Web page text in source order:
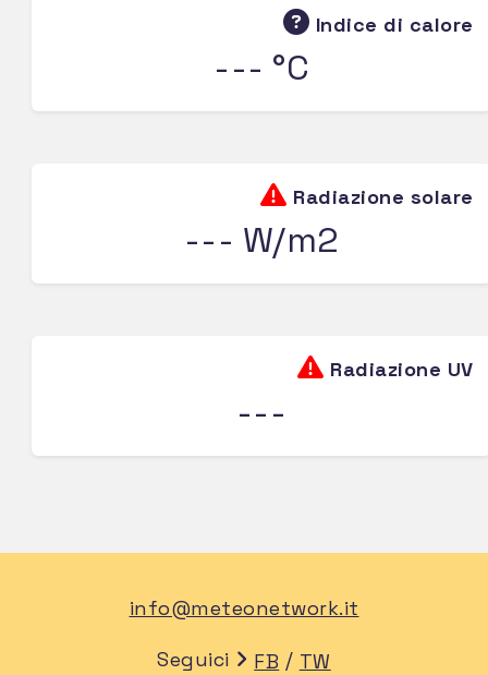
Indice di calore
--- °C
Radiazione solare
--- W/m2
Radiazione UV
---
info@meteonetwork.it
Seguici FB / TW